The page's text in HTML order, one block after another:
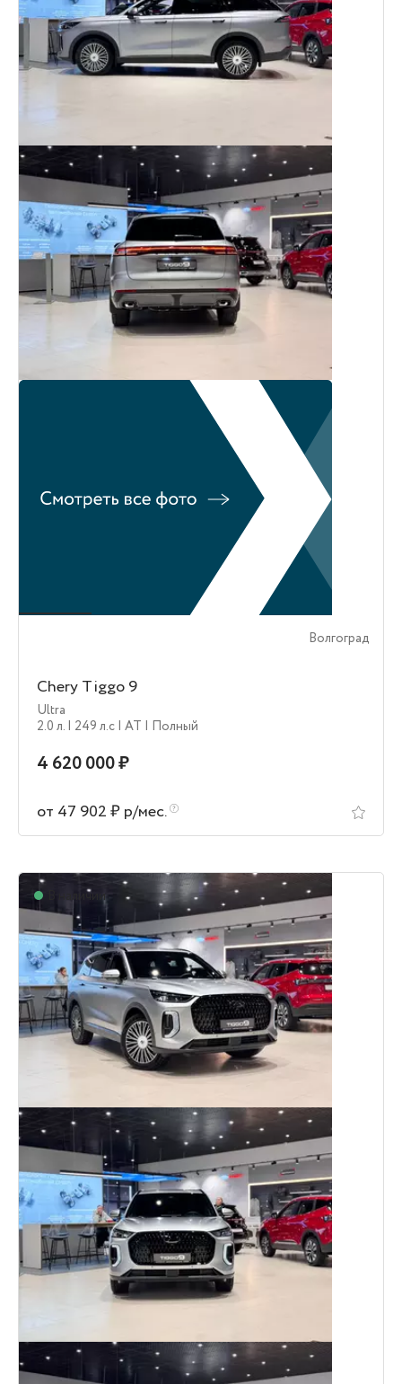
Волгоград
Chery Tiggo 9
Ultra
2.0 л. | 249 л.c | AT | Полный
4 620 000 ₽
от 47 902 ₽ р/мес.
В наличии